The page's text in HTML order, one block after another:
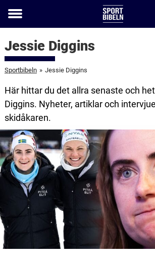
Toggle
Jessie Diggins
Sportbibeln » Jessie Diggins
Här hittar du det allra senaste och
Diggins. Nyheter, artiklar och
skidåkaren.